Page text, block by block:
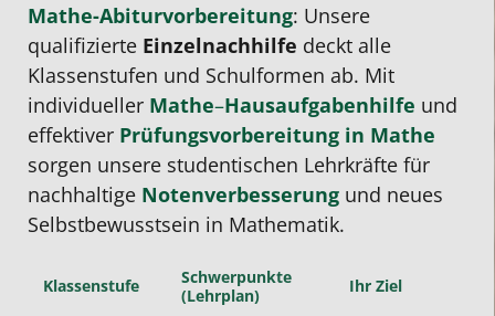
Mathe-Abiturvorbereitung: Unsere
qualifizierte Einzelnachhilfe deckt alle
Klassenstufen und Schulformen ab. Mit
individueller Mathe–Hausaufgabenhilfe und
effektiver Prüfungsvorbereitung in Mathe
sorgen unsere studentischen Lehrkräfte für
nachhaltige Notenverbesserung und neues
Selbstbewusstsein in Mathematik.
Klassenstufe
Schwerpunkte
(Lehrplan)
Ihr Ziel